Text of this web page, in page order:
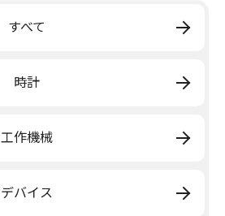
すべて
時計
工作機械
デバイス